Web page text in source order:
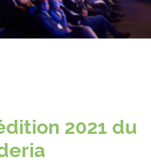
2021 du